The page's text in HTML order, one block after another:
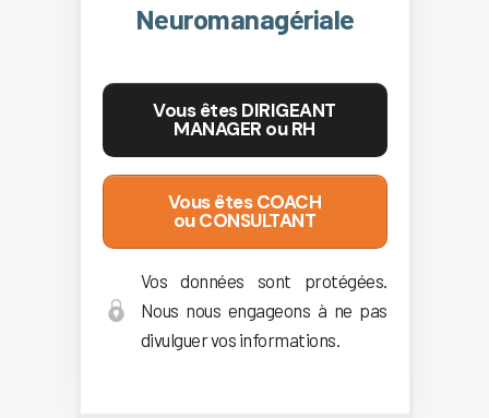
Neuromanagériale
Vous êtes DIRIGEANT
MANAGER ou RH
Vous êtes COACH
ou CONSULTANT
Vos données sont protégées.
Nous nous engageons à ne pas
divulguer vos informations.